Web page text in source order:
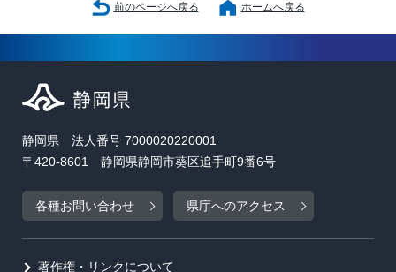
前のページへ戻る ホームへ戻る
静岡県 法人番号 7000020220001
〒420-8601 静岡県静岡市葵区追手町9番6号
各種お問い合わせ 県庁へのアクセス
著作権・リンクについて